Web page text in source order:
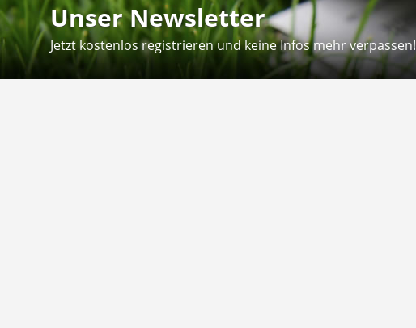
Unser Newsletter
Jetzt kostenlos registrieren und keine Infos mehr verpassen!